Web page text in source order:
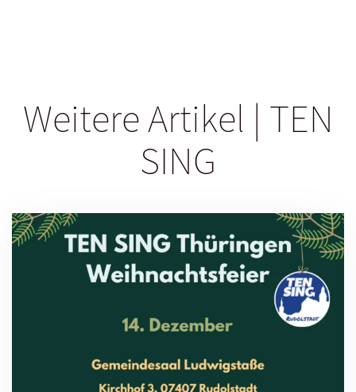
Weitere Artikel | TEN
SING